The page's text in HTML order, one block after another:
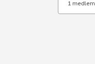
1 medlem